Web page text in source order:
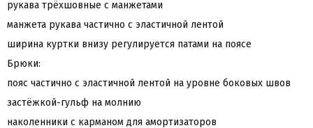
рукава трёхшовные с манжетами
манжета рукава частично с эластичной лентой
ширина куртки внизу регулируется патами на поясе
Брюки:
пояс частично с эластичной лентой на уровне боковых швов
застёжкой-гульф на молнию
наколенники с карманом для амортизаторов